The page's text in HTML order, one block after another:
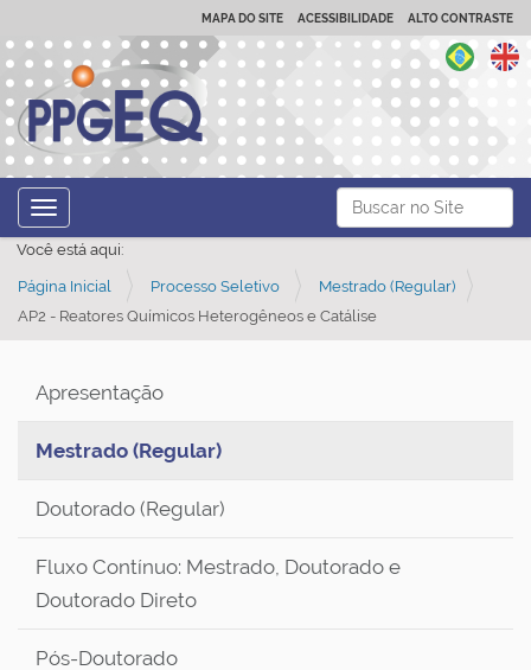
Busca
Busca Avançada…
MAPA DO SITE ACESSIBILIDADE ALTO CONTRASTE
Toggle navigation
Você está aqui:
Página Inicial Processo Seletivo
Mestrado (Regular)
AP2 - Reatores Químicos Heterogêneos e Catálise
Apresentação
Mestrado (Regular)
Doutorado (Regular)
Fluxo Contínuo: Mestrado, Doutorado e
Doutorado Direto
Pós-Doutorado